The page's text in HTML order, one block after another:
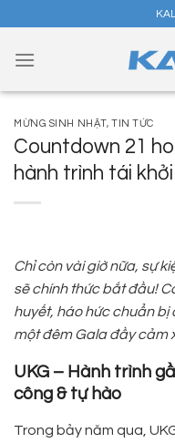
content
MỪNG SINH NHẬT, TIN TỨC
Countdown 21
hành trình tái
Chỉ còn vài giờ nữa, sự
sẽ chính thức bắt đầu!
huyết, háo hức chuẩn bị
một đêm Gala đầy cảm
UKG – Hành trình
công & tự hào
Trong bảy năm qua,